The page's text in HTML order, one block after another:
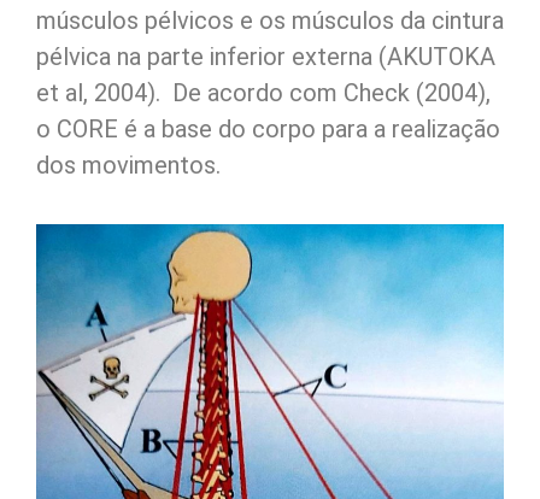
músculos pélvicos e os músculos da cintura
pélvica na parte inferior externa (AKUTOKA
et al, 2004). De acordo com Check (2004),
o CORE é a base do corpo para a realização
dos movimentos.